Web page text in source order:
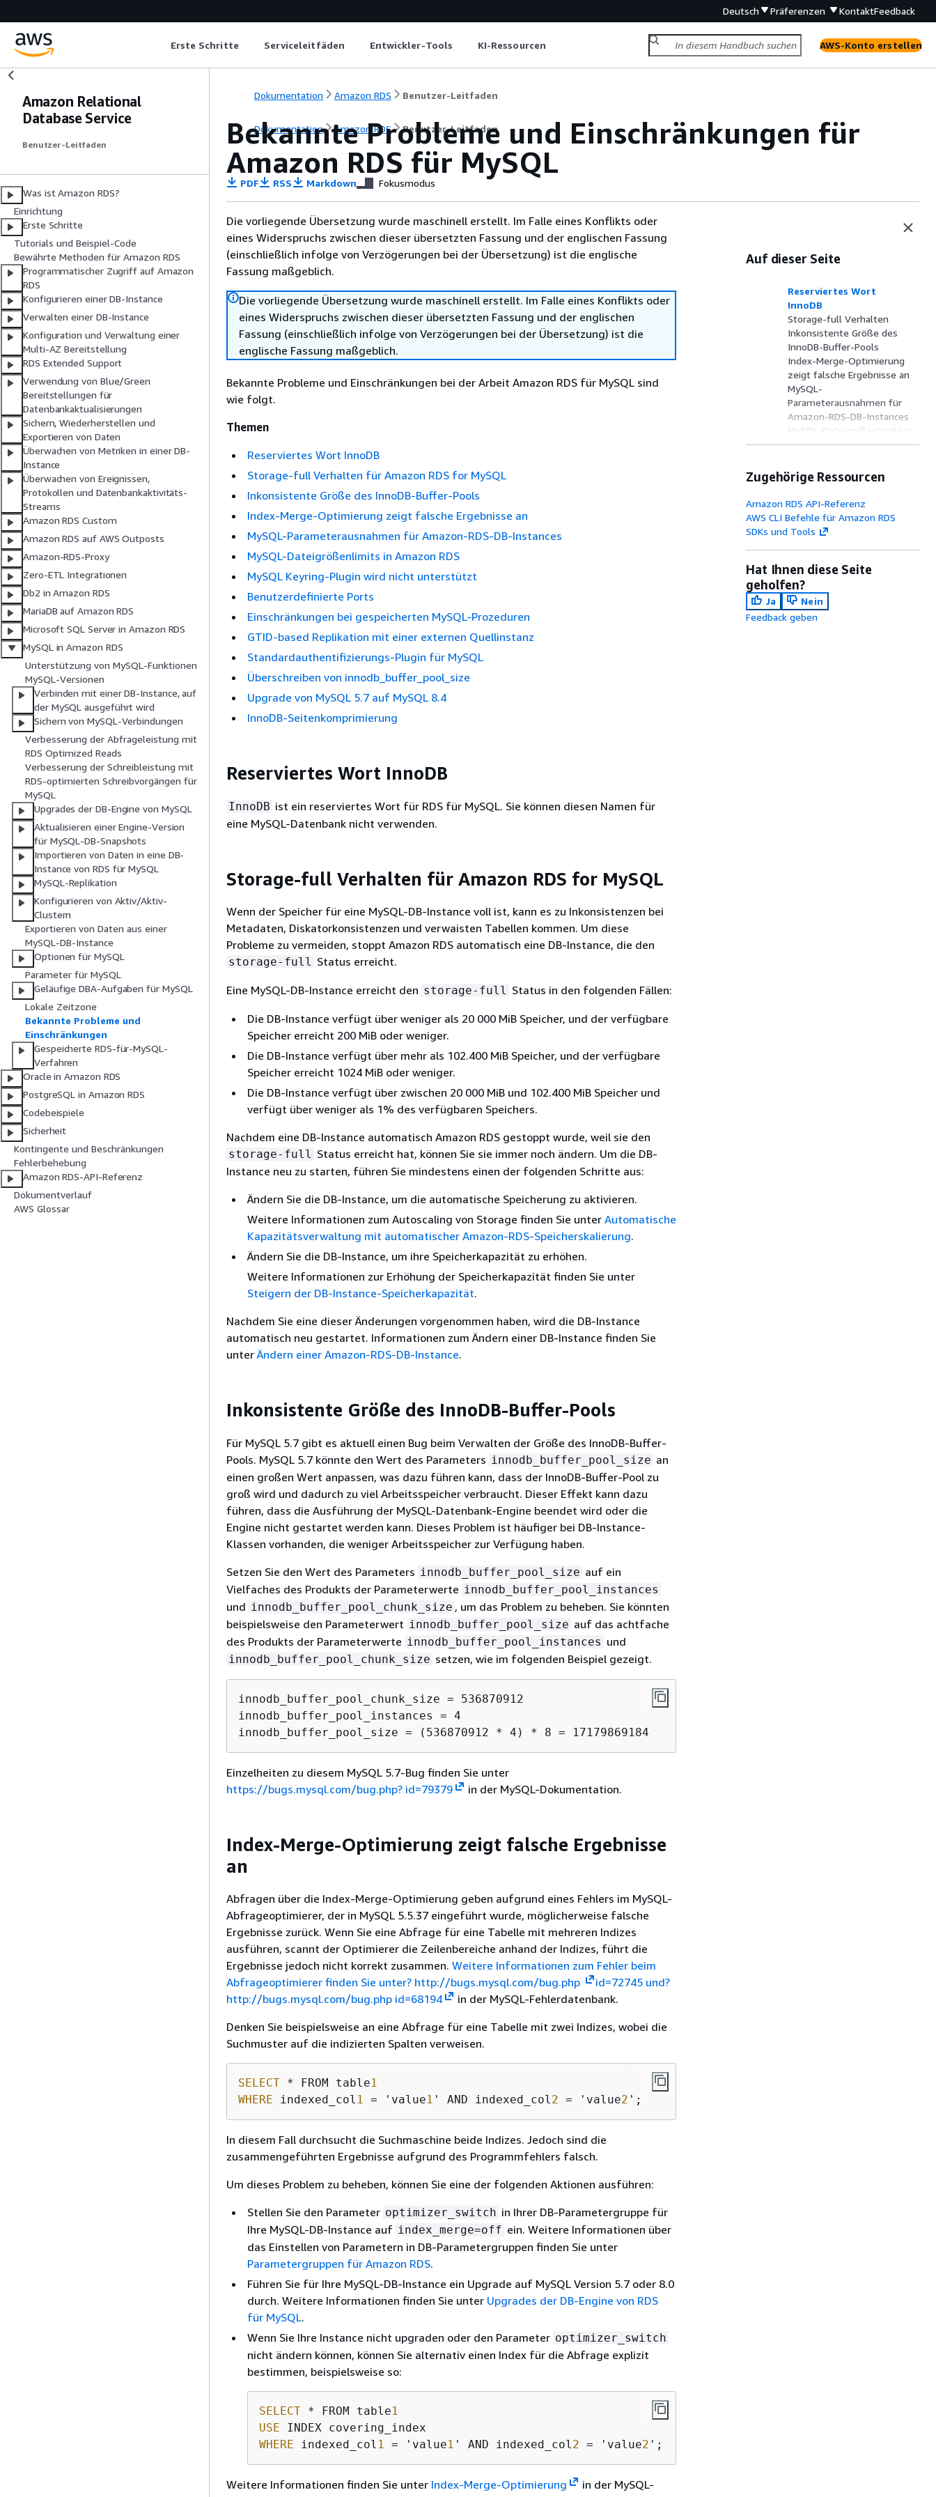
Deutsch Präferenzen KontaktFeedback
Erste Schritte Serviceleitfäden Entwickler-Tools KI-Ressourcen AWS-Konto erstellen
Amazon Relational
Database Service
Benutzer-Leitfaden
Was ist Amazon RDS?
Einrichtung
Erste Schritte
Tutorials und Beispiel-Code
Bewährte Methoden für Amazon RDS
Programmatischer Zugriff auf Amazon
RDS
Konfigurieren einer DB-Instance
Verwalten einer DB-Instance
Konfiguration und Verwaltung einer
Multi-AZ Bereitstellung
RDS Extended Support
Verwendung von Blue/Green
Bereitstellungen für
Datenbankaktualisierungen
Sichern, Wiederherstellen und
Exportieren von Daten
Überwachen von Metriken in einer DB-
Instance
Überwachen von Ereignissen,
Protokollen und Datenbankaktivitäts-
Streams
Amazon RDS Custom
Amazon RDS auf AWS Outposts
Amazon-RDS-Proxy
Zero-ETL Integrationen
Db2 in Amazon RDS
MariaDB auf Amazon RDS
Microsoft SQL Server in Amazon RDS
MySQL in Amazon RDS
Unterstützung von MySQL-Funktionen
MySQL-Versionen
Verbinden mit einer DB-Instance, auf
der MySQL ausgeführt wird
Sichern von MySQL-Verbindungen
Verbesserung der Abfrageleistung mit
RDS Optimized Reads
Verbesserung der Schreibleistung mit
RDS-optimierten Schreibvorgängen für
MySQL
Upgrades der DB-Engine von MySQL
Aktualisieren einer Engine-Version
für MySQL-DB-Snapshots
Importieren von Daten in eine DB-
Instance von RDS für MySQL
MySQL-Replikation
Konfigurieren von Aktiv/Aktiv-
Clustern
Exportieren von Daten aus einer
MySQL-DB-Instance
Optionen für MySQL
Parameter für MySQL
Geläufige DBA-Aufgaben für MySQL
Lokale Zeitzone
Bekannte Probleme und
Einschränkungen
Gespeicherte RDS-für-MySQL-
Verfahren
Oracle in Amazon RDS
PostgreSQL in Amazon RDS
Codebeispiele
Sicherheit
Kontingente und Beschränkungen
Fehlerbehebung
Amazon RDS-API-Referenz
Dokumentverlauf
AWS Glossar
Dokumentation Amazon RDS Benutzer-Leitfaden
Dokumentation Amazon RDS Benutzer-Leitfaden
Bekannte Probleme und Einschränkungen für
Amazon RDS für MySQL
PDF RSS Markdown Fokusmodus
Die vorliegende Übersetzung wurde maschinell erstellt. Im Falle eines Konflikts oder
eines Widerspruchs zwischen dieser übersetzten Fassung und der englischen Fassung
(einschließlich infolge von Verzögerungen bei der Übersetzung) ist die englische
Fassung maßgeblich.
Die vorliegende Übersetzung wurde maschinell erstellt. Im Falle eines Konflikts oder
eines Widerspruchs zwischen dieser übersetzten Fassung und der englischen
Fassung (einschließlich infolge von Verzögerungen bei der Übersetzung) ist die
englische Fassung maßgeblich.
Bekannte Probleme und Einschränkungen bei der Arbeit Amazon RDS für MySQL sind
wie folgt.
Themen
Reserviertes Wort InnoDB
Storage-full Verhalten für Amazon RDS for MySQL
Inkonsistente Größe des InnoDB-Buffer-Pools
Index-Merge-Optimierung zeigt falsche Ergebnisse an
MySQL-Parameterausnahmen für Amazon-RDS-DB-Instances
MySQL-Dateigrößenlimits in Amazon RDS
MySQL Keyring-Plugin wird nicht unterstützt
Benutzerdefinierte Ports
Einschränkungen bei gespeicherten MySQL-Prozeduren
GTID-based Replikation mit einer externen Quellinstanz
Standardauthentifizierungs-Plugin für MySQL
Überschreiben von innodb_buffer_pool_size
Upgrade von MySQL 5.7 auf MySQL 8.4
InnoDB-Seitenkomprimierung
Reserviertes Wort InnoDB
InnoDB ist ein reserviertes Wort für RDS für MySQL. Sie können diesen Namen für
eine MySQL-Datenbank nicht verwenden.
Storage-full Verhalten für Amazon RDS for MySQL
Wenn der Speicher für eine MySQL-DB-Instance voll ist, kann es zu Inkonsistenzen bei
Metadaten, Diskatorkonsistenzen und verwaisten Tabellen kommen. Um diese
Probleme zu vermeiden, stoppt Amazon RDS automatisch eine DB-Instance, die den
storage-full Status erreicht.
Eine MySQL-DB-Instance erreicht den storage-full Status in den folgenden Fällen:
Die DB-Instance verfügt über weniger als 20 000 MiB Speicher, und der verfügbare
Speicher erreicht 200 MiB oder weniger.
Die DB-Instance verfügt über mehr als 102.400 MiB Speicher, und der verfügbare
Speicher erreicht 1024 MiB oder weniger.
Die DB-Instance verfügt über zwischen 20 000 MiB und 102.400 MiB Speicher und
verfügt über weniger als 1% des verfügbaren Speichers.
Nachdem eine DB-Instance automatisch Amazon RDS gestoppt wurde, weil sie den
storage-full Status erreicht hat, können Sie sie immer noch ändern. Um die DB-
Instance neu zu starten, führen Sie mindestens einen der folgenden Schritte aus:
Ändern Sie die DB-Instance, um die automatische Speicherung zu aktivieren.
Weitere Informationen zum Autoscaling von Storage finden Sie unter Automatische
Kapazitätsverwaltung mit automatischer Amazon-RDS-Speicherskalierung.
Ändern Sie die DB-Instance, um ihre Speicherkapazität zu erhöhen.
Weitere Informationen zur Erhöhung der Speicherkapazität finden Sie unter
Steigern der DB-Instance-Speicherkapazität.
Nachdem Sie eine dieser Änderungen vorgenommen haben, wird die DB-Instance
automatisch neu gestartet. Informationen zum Ändern einer DB-Instance finden Sie
unterÄndern einer Amazon-RDS-DB-Instance.
Inkonsistente Größe des InnoDB-Buffer-Pools
Für MySQL 5.7 gibt es aktuell einen Bug beim Verwalten der Größe des InnoDB-Buffer-
Pools. MySQL 5.7 könnte den Wert des Parameters innodb_buffer_pool_size an
einen großen Wert anpassen, was dazu führen kann, dass der InnoDB-Buffer-Pool zu
groß wird und dadurch zu viel Arbeitsspeicher verbraucht. Dieser Effekt kann dazu
führen, dass die Ausführung der MySQL-Datenbank-Engine beendet wird oder die
Engine nicht gestartet werden kann. Dieses Problem ist häufiger bei DB-Instance-
Klassen vorhanden, die weniger Arbeitsspeicher zur Verfügung haben.
Setzen Sie den Wert des Parameters innodb_buffer_pool_size auf ein
Vielfaches des Produkts der Parameterwerte innodb_buffer_pool_instances
und innodb_buffer_pool_chunk_size , um das Problem zu beheben. Sie könnten
beispielsweise den Parameterwert innodb_buffer_pool_size auf das achtfache
des Produkts der Parameterwerte innodb_buffer_pool_instances und
innodb_buffer_pool_chunk_size setzen, wie im folgenden Beispiel gezeigt.
innodb_buffer_pool_chunk_size = 536870912
innodb_buffer_pool_instances = 4
innodb_buffer_pool_size = (536870912 * 4) * 8 = 17179869184
Einzelheiten zu diesem MySQL 5.7-Bug finden Sie unter
https://bugs.mysql.com/bug.php? id=79379
in der MySQL-Dokumentation.
Index-Merge-Optimierung zeigt falsche Ergebnisse
an
Abfragen über die Index-Merge-Optimierung geben aufgrund eines Fehlers im MySQL-
Abfrageoptimierer, der in MySQL 5.5.37 eingeführt wurde, möglicherweise falsche
Ergebnisse zurück. Wenn Sie eine Abfrage für eine Tabelle mit mehreren Indizes
ausführen, scannt der Optimierer die Zeilenbereiche anhand der Indizes, führt die
Ergebnisse jedoch nicht korrekt zusammen. Weitere Informationen zum Fehler beim
Abfrageoptimierer finden Sie unter? http://bugs.mysql.com/bug.php
id=72745 und?
http://bugs.mysql.com/bug.php id=68194
in der MySQL-Fehlerdatenbank.
Denken Sie beispielsweise an eine Abfrage für eine Tabelle mit zwei Indizes, wobei die
Suchmuster auf die indizierten Spalten verweisen.
SELECT * FROM table1
WHERE indexed_col 1 = 'value1 ' AND indexed_col2 = 'value2 ';
In diesem Fall durchsucht die Suchmaschine beide Indizes. Jedoch sind die
zusammengeführten Ergebnisse aufgrund des Programmfehlers falsch.
Um dieses Problem zu beheben, können Sie eine der folgenden Aktionen ausführen:
Stellen Sie den Parameter optimizer_switch in Ihrer DB-Parametergruppe für
Ihre MySQL-DB-Instance auf index_merge=off ein. Weitere Informationen über
das Einstellen von Parametern in DB-Parametergruppen finden Sie unter
Parametergruppen für Amazon RDS.
Führen Sie für Ihre MySQL-DB-Instance ein Upgrade auf MySQL Version 5.7 oder 8.0
durch. Weitere Informationen finden Sie unter Upgrades der DB-Engine von RDS
für MySQL.
Wenn Sie Ihre Instance nicht upgraden oder den Parameter optimizer_switch
nicht ändern können, können Sie alternativ einen Index für die Abfrage explizit
bestimmen, beispielsweise so:
SELECT * FROM table1
USE
WHERE indexed_col 1 = 'value1 ' AND indexed_col2 = 'value2 ';
Weitere Informationen finden Sie unter Index-Merge-Optimierung
in der MySQL-
Auf dieser Seite
Reserviertes Wort
InnoDB
Storage-full Verhalten
Inkonsistente Größe des
InnoDB-Buffer-Pools
Index-Merge-Optimierung
zeigt falsche Ergebnisse an
MySQL-
Parameterausnahmen für
Amazon-RDS-DB-Instances
MySQL-Dateigrößenlimits in
Amazon RDS
nicht unterstützt
Benutzerdefinierte Ports
Einschränkungen bei
gespeicherten MySQL-
Prozeduren
Standardauthentifizierungs
-Plugin für MySQL
Überschreiben von
innodb_buffer_pool_size
Upgrade von MySQL 5.7 auf
Zugehörige Ressourcen
Amazon RDS API-Referenz
AWS CLI Befehle für Amazon RDS
SDKs und Tools
Hat Ihnen diese Seite
geholfen?
Ja
Nein
Feedback geben